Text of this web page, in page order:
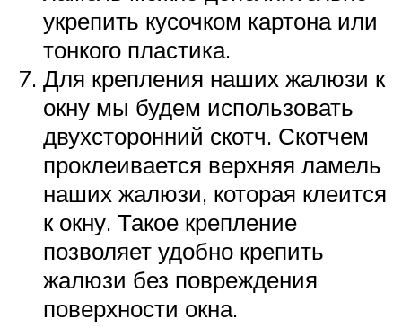
укрепить кусочком картона или
тонкого пластика.
Для крепления наших жалюзи к
окну мы будем использовать
двухсторонний скотч. Скотчем
проклеивается верхняя ламель
наших жалюзи, которая клеится
к окну. Такое крепление
позволяет удобно крепить
жалюзи без повреждения
поверхности окна.